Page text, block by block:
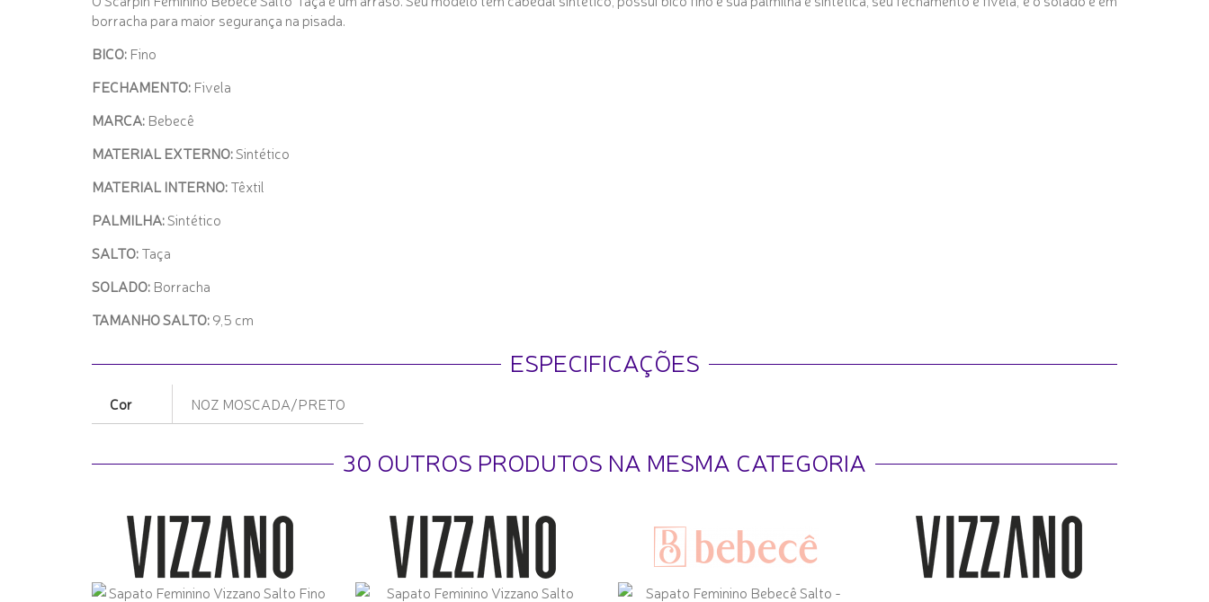
borracha para maior segurança na pisada.
BICO: Fino
FECHAMENTO: Fivela
MARCA: Bebecê
MATERIAL EXTERNO:Sintético
MATERIAL INTERNO:Têxtil
PALMILHA:Sintético
SALTO:Taça
SOLADO: Borracha
TAMANHO SALTO:9,5 cm
ESPECIFICAÇÕES
Cor NOZ MOSCADA/PRETO
30 OUTROS PRODUTOS NA MESMA CATEGORIA